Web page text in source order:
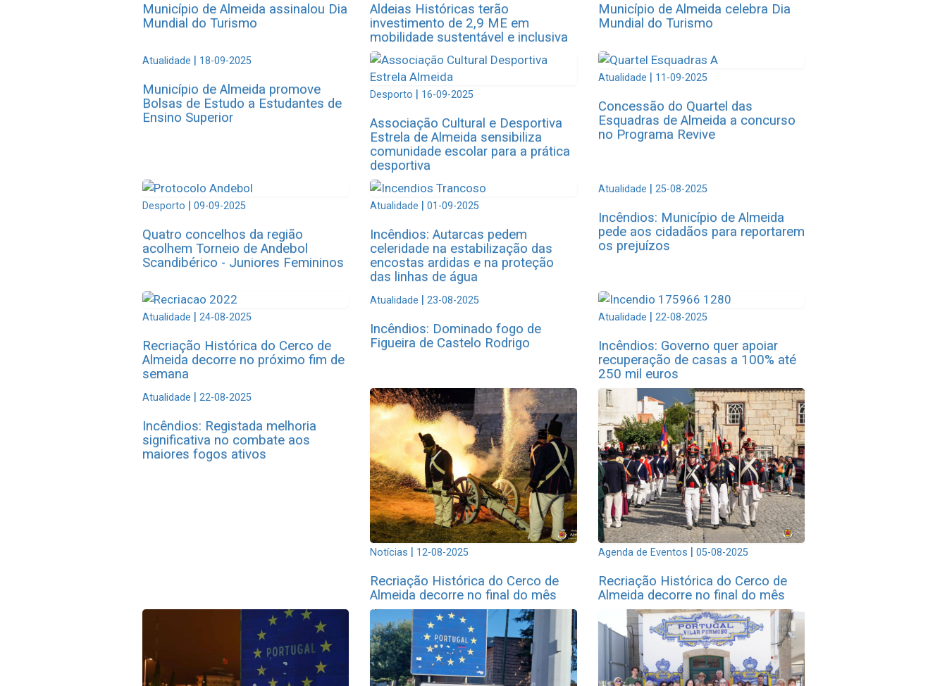
Município de Almeida assinalou Dia
Mundial do Turismo
Aldeias Históricas terão
investimento de 2,9 ME em
mobilidade sustentável e inclusiva
Município de Almeida celebra Dia
Mundial do Turismo
Atualidade | 18-09-2025
Município de Almeida promove
Bolsas de Estudo a Estudantes de
Ensino Superior
Desporto | 16-09-2025
Associação Cultural e Desportiva
Estrela de Almeida sensibiliza
comunidade escolar para a prática
desportiva
Atualidade | 11-09-2025
Concessão do Quartel das
Esquadras de Almeida a concurso
no Programa Revive
Desporto | 09-09-2025
Quatro concelhos da região
acolhem Torneio de Andebol
Scandibérico - Juniores Femininos
Atualidade |01-09-2025
Incêndios: Autarcas pedem
celeridade na estabilização das
encostas ardidas e na proteção
das linhas de água
Atualidade | 25-08-2025
Incêndios: Município de Almeida
pede aos cidadãos para reportarem
os prejuízos
Atualidade | 24-08-2025
Recriação Histórica do Cerco de
Almeida decorre no próximo fim de
semana
Atualidade |23-08-2025
Incêndios: Dominado fogo de
Figueira de Castelo Rodrigo
Atualidade | 22-08-2025
Incêndios: Governo quer apoiar
recuperação de casas a 100% até
250 mil euros
Atualidade | 22-08-2025
Incêndios: Registada melhoria
significativa no combate aos
maiores fogos ativos
Notícias | 12-08-2025
Recriação Histórica do Cerco de
Almeida decorre no final do mês
Agenda de Eventos | 05-08-2025
Recriação Histórica do Cerco de
Almeida decorre no final do mês